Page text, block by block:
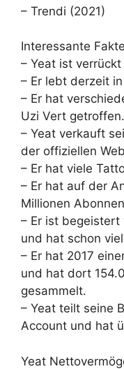
– Trendi (2021)
Interessante
– Yeat ist
– Er lebt derzeit
– Er hat
Uzi Vert getroffen.
– Yeat verkauft
der offiziellen
– Er hat viele
– Er hat auf der
Millionen
– Er ist begeistert
und hat schon
– Er hat 2017
und hat dort
gesammelt.
– Yeat teilt seine
Account und hat
Yeat